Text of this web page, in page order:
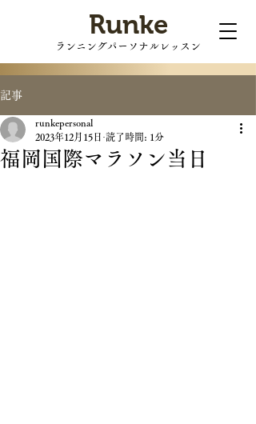
Runke
ランニングパーソナルレッスン
記事
福岡国際マラソン当日
runkepersonal
2023年12月15日 読了時間: 1分